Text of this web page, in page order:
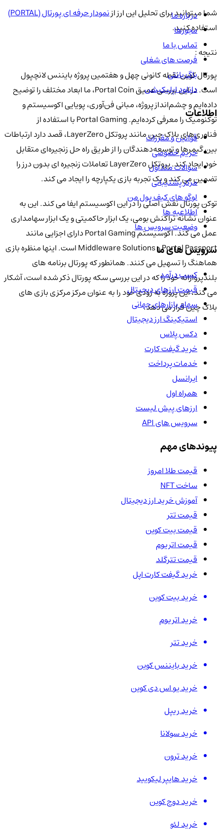
شما میتوانید برای تحلیل این ارز ازنمودار حرفه ای پورتال (PORTAL)
استفاده کنید.
نتیجه :
پورتال کوین نقطه کانونی چهل و هفتمین پروژه بایننس لانچپول
است. در این بررسی عمیق Portal Coin، ما ابعاد مختلف را توضیح
داده‌ایم و چشم‌انداز پروژه، مبانی فن‌آوری، پویایی اکوسیستم و
توکنومیک را معرفی کرده‌ایم. Portal Gaming با استفاده از
فناوری‌های بلاک چین مانند پروتکل LayerZero، قصد دارد ارتباطات
بین گیمرها و توسعه‌دهندگان را از طریق راه حل زنجیره‌ای متقابل
خود ایجاد کند. پروتکل LayerZero تعاملات زنجیره ای بدون درز را
تضمین می کند و یک تجربه بازی یکپارچه را ایجاد می کند.
توکن پورتال نقش اصلی را در این اکوسیستم ایفا می کند. این به
عنوان نشانه تراکنش بومی، یک ابزار حاکمیتی و یک ابزار سهامداری
عمل می کند. اکوسیستم Portal Gaming دارای اجزایی مانند
Portal Passport و Middleware Solutions است. اینها منظره بازی
هماهنگ را تسهیل می کنند. همانطور که پورتال برنامه های
بلندپروازانه خود را که در این بررسی سکه پورتال ذکر شده است، آشکار
می کند، این پروژه به زودی خود را به عنوان مرکز مرکزی بازی های
بلاک چین قرار می دهد.
درباره ما
مجوزها
تماس با ما
فرصت های شغلی
باگ بانتی
دانلود اپلیکیشن
اطلاعات
قوانین و مقررات
حریم خصوصی
سوالات متداول
مرکز پشتیبانی
لوگو های کیف پول من
اطلاعیه ها
وضعیت سرویس ها
سرویس های ما
کسب درآمد
قیمت ارزهای دیجیتال
سهام بازارهای جهانی
استیکینگ ارز دیجیتال
دکس پلاس
خرید گیفت کارت
خدمات پرداخت
ایرانسل
همراه اول
ارزهای پیش لیست
سرویس های API
پیوندهای مهم
قیمت طلا امروز
ساخت NFT
آموزش خرید ارز دیجیتال
قیمت تتر
قیمت بیت کوین
قیمت اتریوم
قیمت تترگلد
خرید گیفت کارت اپل
خرید بیت کوین
خرید اتریوم
خرید تتر
خرید بایننس کوین
خرید یو اس دی کوین
خرید ریپل
خرید سولانا
خرید ترون
خرید هایپر لیکویید
خرید دوج کوین
خرید لئو